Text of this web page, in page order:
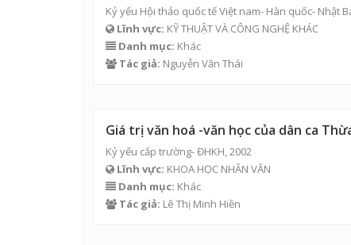
Kỷ yếu Hội thảo quốc tế Việt nam- Hàn quốc- Nhật
Lĩnh vực: KỸ THUẬT VÀ CÔNG NGHỆ KHÁC
Danh mục: Khác
Tác giả: Nguyễn Văn Thái
Giá trị văn hoá -văn học của dân ca
Kỷ yếu cấp trường- ĐHKH, 2002
Lĩnh vực: KHOA HỌC NHÂN VĂN
Danh mục: Khác
Tác giả: Lê Thị Minh Hiền